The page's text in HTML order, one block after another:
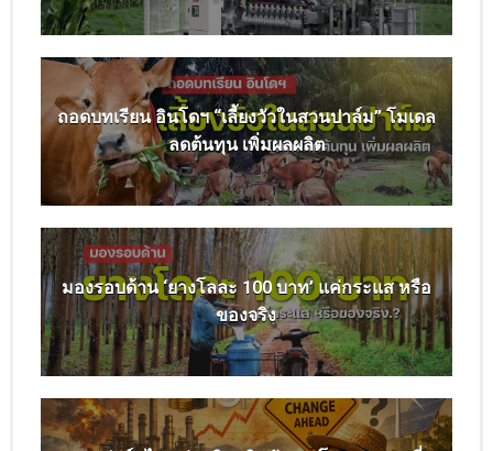
ถอดบทเรียน อินโดฯ “เลี้ยงวัวในสวนปาล์ม” โมเดล
ลดต้นทุน เพิ่มผลผลิต
มองรอบด้าน ‘ยางโลละ 100 บาท’ แค่กระแส หรือ
ของจริง